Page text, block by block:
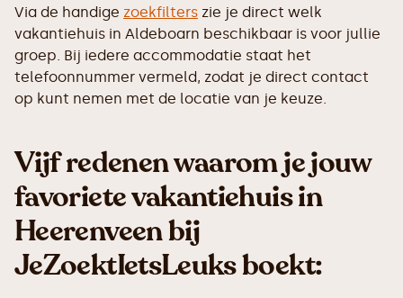
Via de handige zoekfilters zie je direct welk
vakantiehuis in Aldeboarn beschikbaar is voor jullie
groep. Bij iedere accommodatie staat het
telefoonnummer vermeld, zodat je direct contact
op kunt nemen met de locatie van je keuze.
Vijf redenen waarom je jouw
favoriete vakantiehuis in
Heerenveen bij
JeZoektIetsLeuks boekt: